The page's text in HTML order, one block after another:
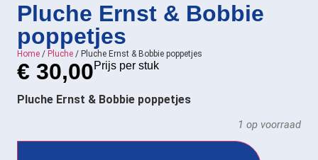
Pluche Ernst & Bobbie
poppetjes
Home / Pluche / Pluche Ernst & Bobbie poppetjes
€ 30,00Prijs per stuk
Pluche Ernst & Bobbie poppetjes
1 op voorraad